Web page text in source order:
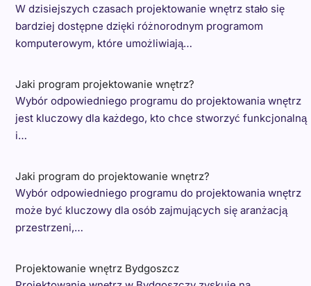
W dzisiejszych czasach projektowanie wnętrz stało się
bardziej dostępne dzięki różnorodnym programom
komputerowym, które umożliwiają…
Jaki program projektowanie wnętrz?
Wybór odpowiedniego programu do projektowania wnętrz
jest kluczowy dla każdego, kto chce stworzyć funkcjonalną
i…
Jaki program do projektowanie wnętrz?
Wybór odpowiedniego programu do projektowania wnętrz
może być kluczowy dla osób zajmujących się aranżacją
przestrzeni,…
Projektowanie wnętrz Bydgoszcz